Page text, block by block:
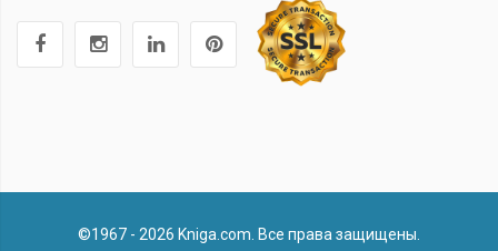
©1967 - 2026 Kniga.com. Все права защищены.